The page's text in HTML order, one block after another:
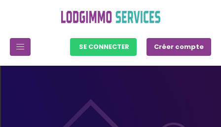
SE CONNECTER Créer compte